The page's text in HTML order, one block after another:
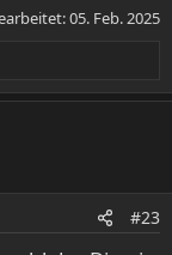
05. Feb. 2025
#23